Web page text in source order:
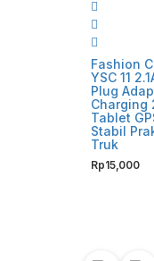
Fashion
YSC 11
Plug
Charging
Tablet
Stabil
Truk
Rp15,000